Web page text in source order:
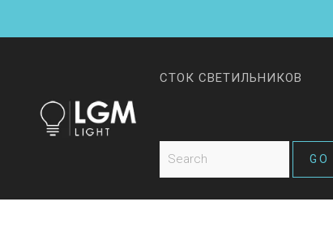
СТОК СВЕТИЛЬНИКОВ